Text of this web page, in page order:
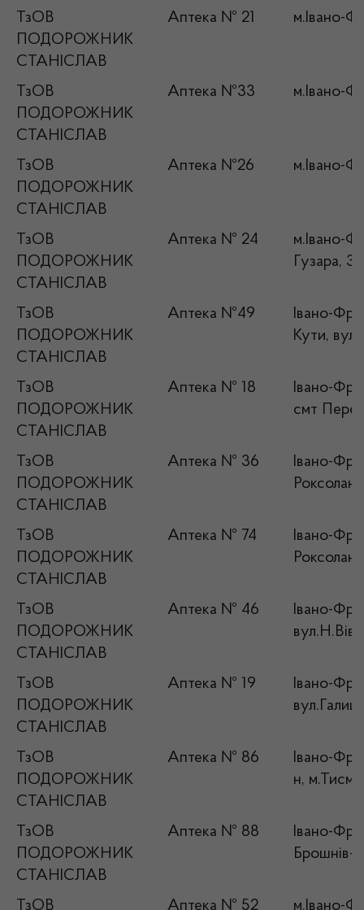
ТзОВ
ПОДОРОЖНИК
СТАНІСЛАВ
Аптека № 21 м.Івано-
ТзОВ
ПОДОРОЖНИК
СТАНІСЛАВ
Аптека №33 м.Івано-
ТзОВ
ПОДОРОЖНИК
СТАНІСЛАВ
Аптека №26 м.Івано-
ТзОВ
ПОДОРОЖНИК
СТАНІСЛАВ
Аптека № 24
м.Івано-
Гузара,
ТзОВ
ПОДОРОЖНИК
СТАНІСЛАВ
Аптека №49
Івано-
Кути,
ТзОВ
ПОДОРОЖНИК
СТАНІСЛАВ
Аптека № 18
Івано-
смт
ТзОВ
ПОДОРОЖНИК
СТАНІСЛАВ
Аптека № 36
Івано-
ТзОВ
ПОДОРОЖНИК
СТАНІСЛАВ
Аптека № 74
Івано-
ТзОВ
ПОДОРОЖНИК
СТАНІСЛАВ
Аптека № 46
Івано-
ТзОВ
ПОДОРОЖНИК
СТАНІСЛАВ
Аптека № 19
Івано-
ТзОВ
ПОДОРОЖНИК
СТАНІСЛАВ
Аптека № 86
Івано-
н,
ТзОВ
ПОДОРОЖНИК
СТАНІСЛАВ
Аптека № 88
Івано-
Брошнів-
ТзОВ Аптека № 52 м.Івано-